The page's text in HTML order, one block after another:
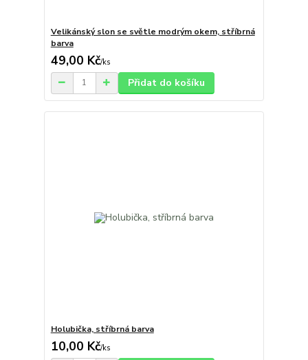
Velikánský slon se světle modrým okem, stříbrná
barva
49,00 Kč/ks
Přidat do košíku
Holubička, stříbrná barva
10,00 Kč/ks